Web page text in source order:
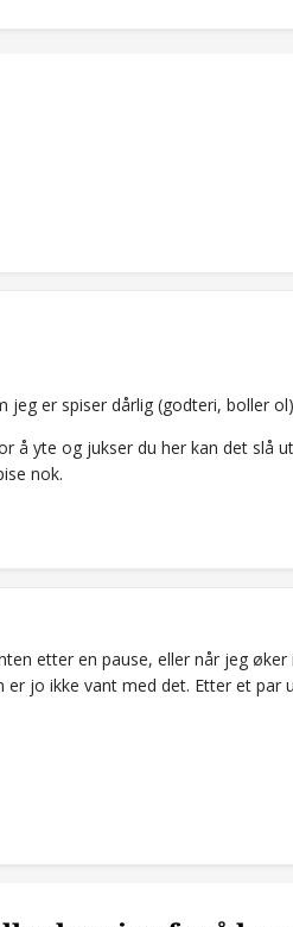
jeg er spiser dårlig (godteri, boller
å yte og jukser du her kan det slå
nok.
etter en pause, eller når jeg
jo ikke vant med det. Etter et par